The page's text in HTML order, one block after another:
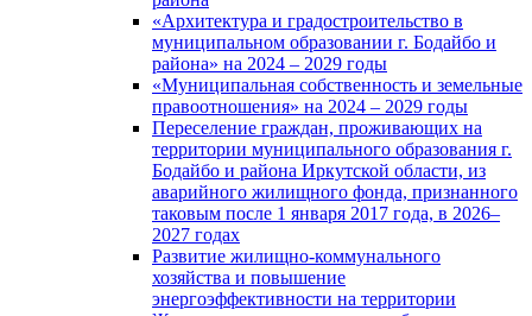
«Архитектура и градостроительство в
муниципальном образовании г. Бодайбо и
района» на 2024 – 2029 годы
«Муниципальная собственность и земельные
правоотношения» на 2024 – 2029 годы
Переселение граждан, проживающих на
территории муниципального образования г.
Бодайбо и района Иркутской области, из
аварийного жилищного фонда, признанного
таковым после 1 января 2017 года, в 2026–
2027 годах
Развитие жилищно-коммунального
хозяйства и повышение
энергоэффективности на территории